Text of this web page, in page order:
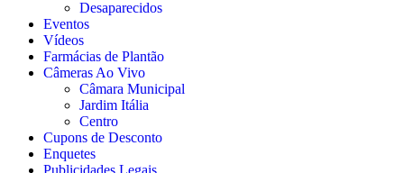
Desaparecidos
Eventos
Vídeos
Farmácias de Plantão
Câmeras Ao Vivo
Câmara Municipal
Jardim Itália
Centro
Cupons de Desconto
Enquetes
Publicidades Legais